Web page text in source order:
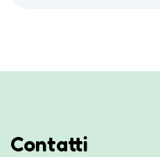
Contatti